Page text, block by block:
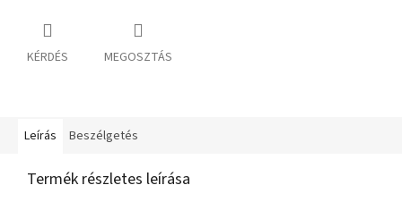
KÉRDÉS MEGOSZTÁS
Leírás Beszélgetés
Termék részletes leírása